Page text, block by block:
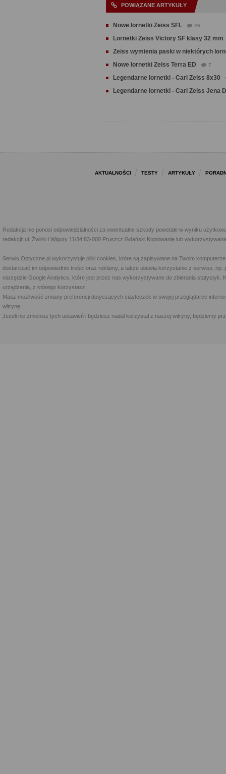
POWIĄZANE ARTYKUŁY
Nowe lornetki Zeiss SFL 26
Lornetki Zeiss Victory SF klasy 32 mm
Zeiss wymienia paski w niektórych
Nowe lornetki Zeiss Terra ED
7
Legendarne lornetki - Carl Zeiss 8x30
Legendarne lornetki - Carl Zeiss Jena
AKTUALNOŚCI TESTY ARTYKUŁY
Redakcja nie ponosi odpowiedzialności za ewentualne szkody powstałe w wyniku
redakcji: ul. Żwirki i Wigury 11/34 83-000 Pruszcz Gdański Kopiowanie lub
Serwis Optyczne.pl wykorzystuje pliki cookies, które są zapisywane na Twoim
dostarczać im odpowiednie treści oraz reklamy, a także ułatwia korzystanie z serwisu,
narzędzie Google Analytics, które jest przez nas wykorzystywane do zbierania statystyk.
urządzenia, z którego korzystasz.
Masz możliwość zmiany preferencji dotyczących ciasteczek w swojej przeglądarce
witrynę.
Jeżeli nie zmienisz tych ustawień i będziesz nadal korzystał z naszej witryny, będziemy